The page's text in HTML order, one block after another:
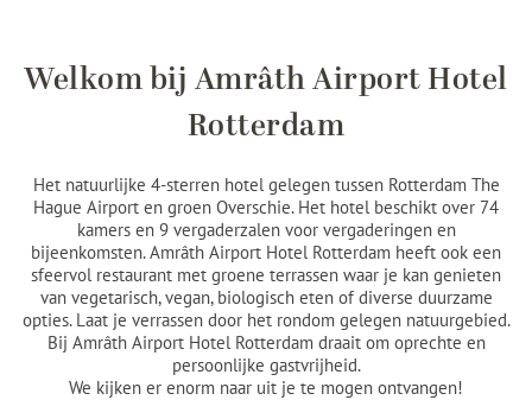
Welkom bij Amrâth Airport Hotel
Rotterdam
Het natuurlijke 4-sterren hotel gelegen tussen Rotterdam The
Hague Airport en groen Overschie. Het hotel beschikt over 74
kamers en 9 vergaderzalen voor vergaderingen en
bijeenkomsten. Amrâth Airport Hotel Rotterdam heeft ook een
sfeervol restaurant met groene terrassen waar je kan genieten
van vegetarisch, vegan, biologisch eten of diverse duurzame
opties. Laat je verrassen door het rondom gelegen natuurgebied.
Bij Amrâth Airport Hotel Rotterdam draait om oprechte en
persoonlijke gastvrijheid.
We kijken er enorm naar uit je te mogen ontvangen!